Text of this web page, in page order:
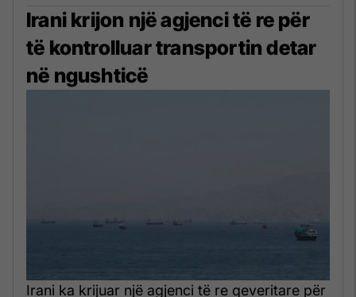
Irani krijon një agjenci të re për
të kontrolluar transportin detar
në ngushticë
Irani ka krijuar një agjenci të re qeveritare për